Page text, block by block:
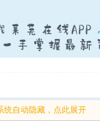
统自动隐藏，点此展开